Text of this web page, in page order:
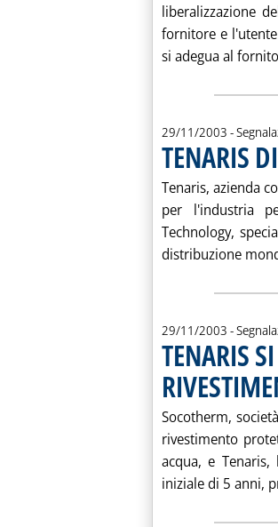
liberalizzazione
fornitore e
si adegua al
29/11/2003 -
TENARIS
Tenaris, azienda
per l'industria
Technology,
distribuzione
29/11/2003 -
TENARIS
Socotherm,
rivestimento
acqua, e Tenaris,
iniziale di 5 anni,